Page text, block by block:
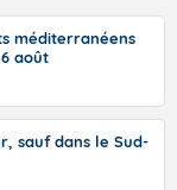
méditerranéens
août
sauf dans le Sud-